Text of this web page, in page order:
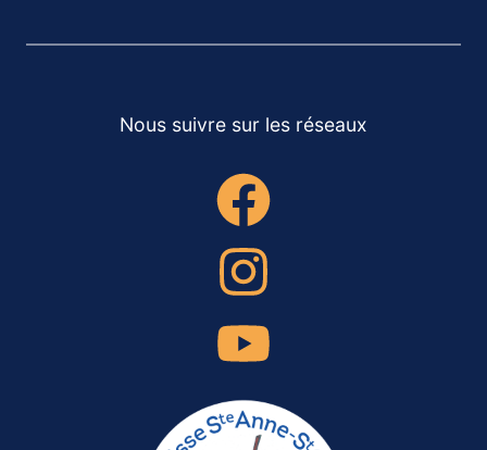
Nous suivre sur les réseaux